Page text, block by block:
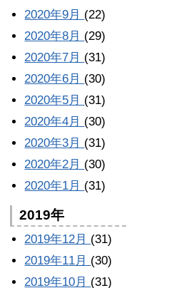
2020年9月 (22)
2020年8月 (29)
2020年7月 (31)
2020年6月 (30)
2020年5月 (31)
2020年4月 (30)
2020年3月 (31)
2020年2月 (30)
2020年1月 (31)
2019年
2019年12月 (31)
2019年11月 (30)
2019年10月 (31)